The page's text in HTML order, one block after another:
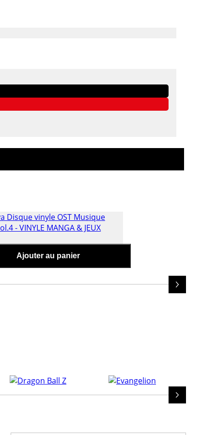
Ajouter au panier
Vol.4